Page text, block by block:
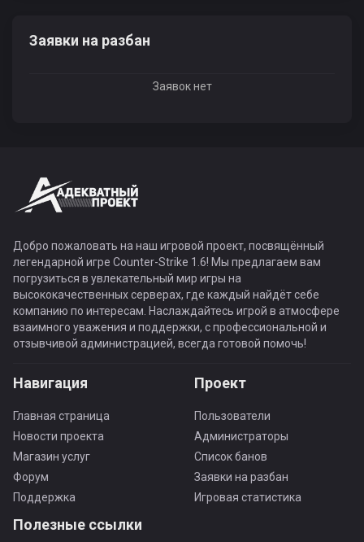
Заявки на разбан
Заявок нет
Добро пожаловать на наш игровой проект, посвящённый
легендарной игре Counter-Strike 1.6! Мы предлагаем вам
погрузиться в увлекательный мир игры на
высококачественных серверах, где каждый найдёт себе
компанию по интересам. Наслаждайтесь игрой в атмосфере
взаимного уважения и поддержки, с профессиональной и
отзывчивой администрацией, всегда готовой помочь!
Навигация
Главная страница
Новости проекта
Магазин услуг
Форум
Поддержка
Проект
Пользователи
Администраторы
Список банов
Заявки на разбан
Игровая статистика
Полезные ссылки